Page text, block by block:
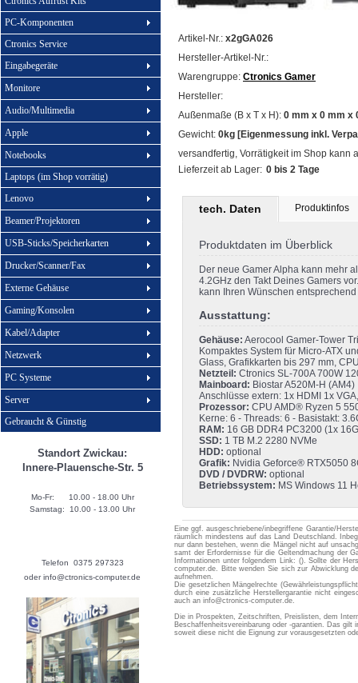
PC-Komponenten
Ctronics Service
Eingabegeräte
Monitore
Audio/Multimedia
Apple
Notebooks
Laptops (im Shop vorrätig)
Lenovo
Beamer/Projektoren
USB-Sticks/Speicherkarten
Drucker/Scanner/Fax
Externe Gehäuse
Gaming/Konsolen
Kabel/Adapter
Netzwerk
PC Systeme
Server
Gebraucht & Günstig
Standort Zwickau:
Innere-Plauensche-Str. 5
Mo-Fr: 10.00 - 18.00 Uhr
Samstag: 10.00 - 13.00 Uhr
Telefon 0375 297323
oder info@ctronics-computer.de
Artikel-Nr.: x2gGA026
Hersteller-Artikel-Nr.:
Warengruppe: Ctronics Gamer
Hersteller:
Außenmaße (B x T x H): 0 mm x 0 mm x
Gewicht: 0kg [Eigenmessung inkl.
versandfertig, Vorrätigkeit im Shop kann
Lieferzeit ab Lager: 0 bis 2 Tage
tech. Daten Produktinfos
Produktdaten im Überblick
Der neue Gamer Alpha kann mehr
4.2GHz den Takt Deines Gamers
kann Ihren Wünschen
Ausstattung:
Gehäuse: Aerocool Gamer-Tower
Kompaktes System für Micro-ATX
Glass, Grafikkarten bis 297 mm,
Netzteil: Ctronics SL-700A 700W
Mainboard: Biostar A520M-H (AM4)
Anschlüsse extern: 1x HDMI 1x
Prozessor: CPU AMD® Ryzen 5
Kerne: 6 - Threads: 6 - Basistakt:
RAM: 16 GB DDR4 PC3200 (1x
SSD: 1 TB M.2 2280 NVMe
HDD: optional
Grafik: Nvidia Geforce® RTX5050
DVD / DVDRW: optional
Betriebssystem: MS Windows 11
Eine ggf. ausgeschriebene/inbegriffene Garantie/
räumlich mindestens auf das Land Deutschland.
nur dann bestehen, wenn die Mängel nicht auf
samt der Erfordernisse für die Geltendmachung der
Informationen unter folgendem Link: (). Sollte der
computer.de. Bitte wenden Sie sich zur Abwicklung
aufnehmen.
Die gesetzlichen Mängelrechte
durch eine zusätzliche Herstellergarantie nicht
auch an info@ctronics-computer.de.
Die in Prospekten, Zeitschriften, Preislisten, dem
Beschaffenheitsvereinbarung oder -garantien. Das
soweit diese nicht die Eignung zur vorausgesetzten